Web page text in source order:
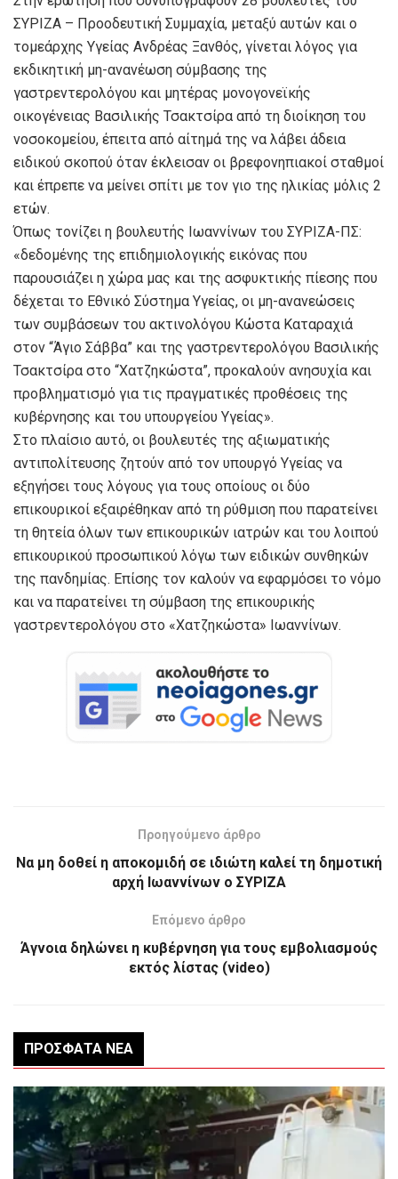
ΣΥΡΙΖΑ – Προοδευτική Συμμαχία, μεταξύ αυτών και ο
τομεάρχης Υγείας Ανδρέας Ξανθός, γίνεται λόγος για
εκδικητική μη-ανανέωση σύμβασης της
γαστρεντερολόγου και μητέρας μονογονεϊκής
οικογένειας Βασιλικής Τσακτσίρα από τη διοίκηση του
νοσοκομείου, έπειτα από αίτημά της να λάβει άδεια
ειδικού σκοπού όταν έκλεισαν οι βρεφονηπιακοί σταθμοί
και έπρεπε να μείνει σπίτι με τον γιο της ηλικίας μόλις 2
ετών.
Όπως τονίζει η βουλευτής Ιωαννίνων του ΣΥΡΙΖΑ-ΠΣ:
«δεδομένης της επιδημιολογικής εικόνας που
παρουσιάζει η χώρα μας και της ασφυκτικής πίεσης που
δέχεται το Εθνικό Σύστημα Υγείας, οι μη-ανανεώσεις
των συμβάσεων του ακτινολόγου Κώστα Καταραχιά
στον “Άγιο Σάββα” και της γαστρεντερολόγου Βασιλικής
Τσακτσίρα στο “Χατζηκώστα”, προκαλούν ανησυχία και
προβληματισμό για τις πραγματικές προθέσεις της
κυβέρνησης και του υπουργείου Υγείας».
Στο πλαίσιο αυτό, οι βουλευτές της αξιωματικής
αντιπολίτευσης ζητούν από τον υπουργό Υγείας να
εξηγήσει τους λόγους για τους οποίους οι δύο
επικουρικοί εξαιρέθηκαν από τη ρύθμιση που παρατείνει
τη θητεία όλων των επικουρικών ιατρών και του λοιπού
επικουρικού προσωπικού λόγω των ειδικών συνθηκών
της πανδημίας. Επίσης τον καλούν να εφαρμόσει το νόμο
και να παρατείνει τη σύμβαση της επικουρικής
γαστρεντερολόγου στο «Χατζηκώστα» Ιωαννίνων.
Προηγούμενο άρθρο
Να μη δοθεί η αποκομιδή σε ιδιώτη καλεί τη δημοτική
αρχή Ιωαννίνων ο ΣΥΡΙΖΑ
Επόμενο άρθρο
Άγνοια δηλώνει η κυβέρνηση για τους εμβολιασμούς
εκτός λίστας (video)
ΠΡΌΣΦΑΤΑ ΝΈΑ